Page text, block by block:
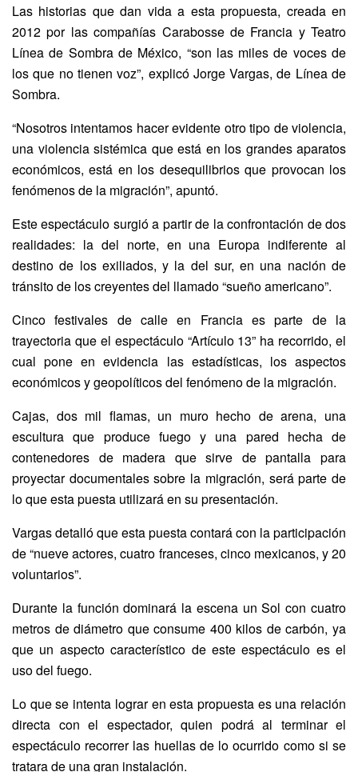
Las historias que dan vida a esta propuesta, creada en
2012 por las compañías Carabosse de Francia y Teatro
Línea de Sombra de México, “son las miles de voces de
los que no tienen voz”, explicó Jorge Vargas, de Línea de
Sombra.
“Nosotros intentamos hacer evidente otro tipo de violencia,
una violencia sistémica que está en los grandes aparatos
económicos, está en los desequilibrios que provocan los
fenómenos de la migración”, apuntó.
Este espectáculo surgió a partir de la confrontación de dos
realidades: la del norte, en una Europa indiferente al
destino de los exiliados, y la del sur, en una nación de
tránsito de los creyentes del llamado “sueño americano”.
Cinco festivales de calle en Francia es parte de la
trayectoria que el espectáculo “Artículo 13” ha recorrido, el
cual pone en evidencia las estadísticas, los aspectos
económicos y geopolíticos del fenómeno de la migración.
Cajas, dos mil flamas, un muro hecho de arena, una
escultura que produce fuego y una pared hecha de
contenedores de madera que sirve de pantalla para
proyectar documentales sobre la migración, será parte de
lo que esta puesta utilizará en su presentación.
Vargas detalló que esta puesta contará con la participación
de “nueve actores, cuatro franceses, cinco mexicanos, y 20
voluntarios”.
Durante la función dominará la escena un Sol con cuatro
metros de diámetro que consume 400 kilos de carbón, ya
que un aspecto característico de este espectáculo es el
uso del fuego.
Lo que se intenta lograr en esta propuesta es una relación
directa con el espectador, quien podrá al terminar el
espectáculo recorrer las huellas de lo ocurrido como si se
tratara de una gran instalación.